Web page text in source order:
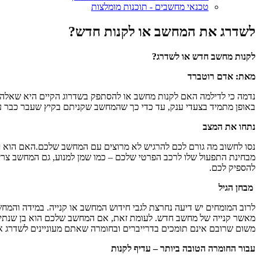
טכנאי מחשבים - תוכנות מומלצות
לשדרג את המחשב או לקנות חדש?
לקנות מחשב חדש או לשדרג?
מאת: אדם רוטברד
נדמה כי לדילמה האם לקנות מחשב או להסתפק בשדרוג הקיים היא
באופן מתמיד בצעדי ענק, עד כדי כך שהמחשב שקניתם בקיץ שעבר כבר
נתחו את המצב
נסו לחשוב מה גורם לכם להרגיש לא מרוצים עם המחשב שלכם.האם
מבחינת התפעול שלו לרכב הפרטי שלכם – כמו שמן למנוע, גם המחשב
להספיק לכם.
מבחן הגיל
לרוב המומחים יש דיעה נחרצת לגבי חידוש המחשב או קנייה. במידה
מאשר קנייה של מחשב חדש. לעומת זאת, אם המחשב שלכם הוא בן
משום שרובם אינם תומכים בדרייברים ובחומרה שאתם מעוניינים לשדרג
עבור החומרה הטובה ביותר – עדיף לקנות